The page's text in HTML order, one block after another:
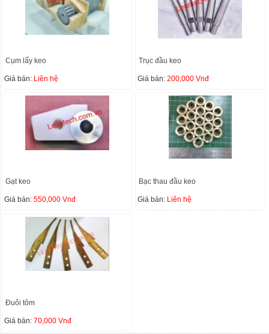
Cụm lấy keo
Giá bán: Liên hệ
Trục đầu keo
Giá bán: 200,000 Vnđ
Gạt keo
Giá bán:550,000 Vnđ
Bạc thau đầu keo
Giá bán: Liên hệ
Đuôi tôm
Giá bán:70,000 Vnđ